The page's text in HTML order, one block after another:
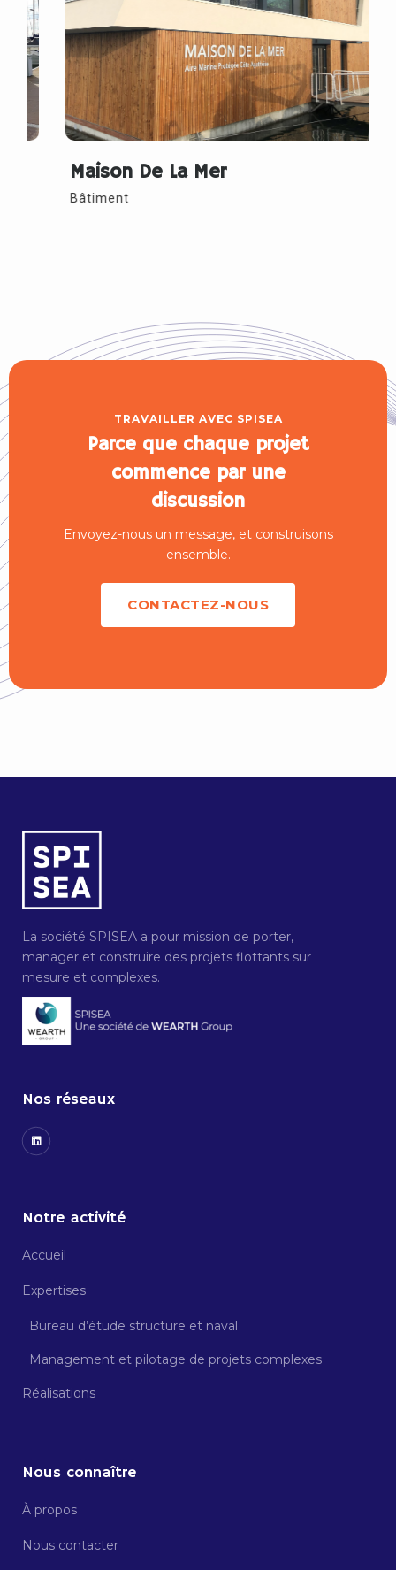
Maison De La Mer
Bâtiment
TRAVAILLER AVEC SPISEA
Parce que chaque projet
commence par une
discussion
Envoyez-nous un message, et construisons
ensemble.
CONTACTEZ-NOUS
La société SPISEA a pour mission de porter,
manager et construire des projets flottants sur
mesure et complexes.
Nos réseaux
Notre activité
Accueil
Expertises
Bureau d’étude structure et naval
Management et pilotage de projets complexes
Réalisations
Nous connaître
À propos
Nous contacter